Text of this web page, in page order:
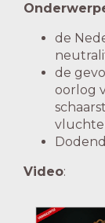
de
de
oorlog
Video: